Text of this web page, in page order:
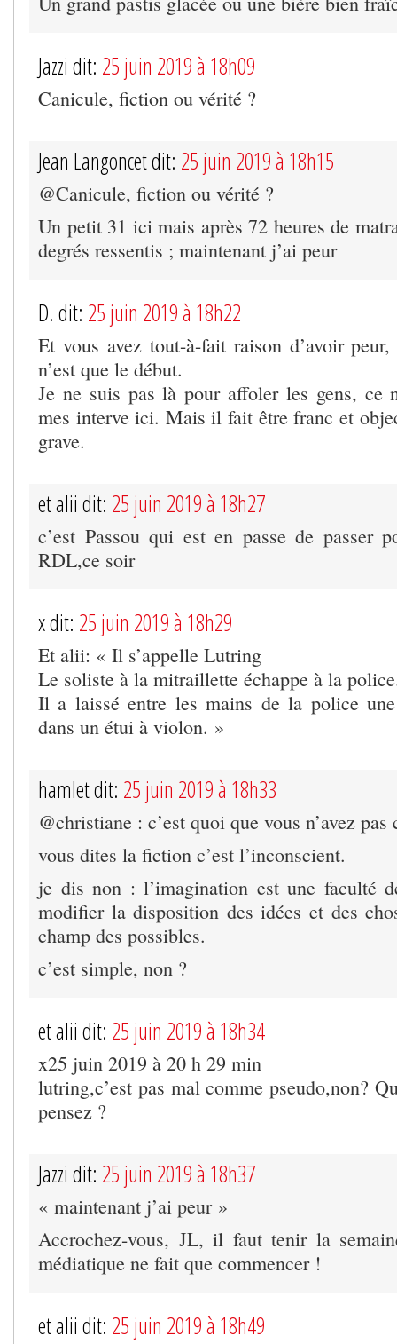
Jazzi dit: 25 juin 2019 à 18h09
Canicule, fiction ou vérité ?
Jean Langoncet dit: 25 juin 2019 à 18h15
@Canicule, fiction ou vérité ?
Un petit 31 ici mais après 72 heures de
degrés ressentis ; maintenant j’ai peur
D. dit: 25 juin 2019 à 18h22
Et vous avez tout-à-fait raison d’avoir
n’est que le début.
Je ne suis pas là pour affoler les gens, ce
mes interve ici. Mais il fait être franc et
grave.
et alii dit: 25 juin 2019 à 18h27
c’est Passou qui est en passe de passer
RDL,ce soir
x dit: 25 juin 2019 à 18h29
Et alii: « Il s’appelle Lutring
Le soliste à la mitraillette échappe à la
Il a laissé entre les mains de la police
dans un étui à violon. »
hamlet dit: 25 juin 2019 à 18h33
@christiane : c’est quoi que vous n’avez pas
vous dites la fiction c’est l’inconscient.
je dis non : l’imagination est une faculté
modifier la disposition des idées et des
champ des possibles.
c’est simple, non ?
et alii dit: 25 juin 2019 à 18h34
x25 juin 2019 à 20 h 29 min
lutring,c’est pas mal comme pseudo,non?
pensez ?
Jazzi dit: 25 juin 2019 à 18h37
« maintenant j’ai peur »
Accrochez-vous, JL, il faut tenir la
médiatique ne fait que commencer !
et alii dit: 25 juin 2019 à 18h49